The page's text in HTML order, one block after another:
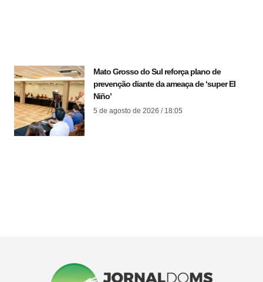
Mato Grosso do Sul reforça plano de
prevenção diante da ameaça de ‘super El
Niño’
5 de agosto de 2026 18:05